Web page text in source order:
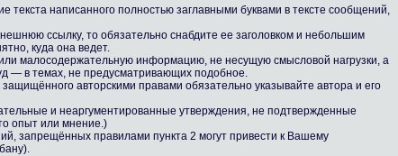
текста написанного полностью заглавными буквами в тексте сообщений,
ссылку, то обязательно снабдите ее заголовком и небольшим
куда она ведет.
малосодержательную информацию, не несущую смысловой нагрузки, а
— в темах, не предусматривающих подобное.
авторскими правами обязательно указывайте автора и его
и неаргументированные утверждения, не подтвержденные
опыт или мнение.)
запрещённых правилами пункта 2 могут привести к Вашему